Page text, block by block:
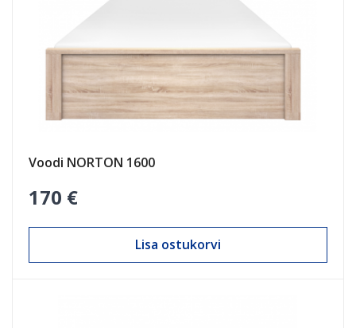
Voodi NORTON 1600
170 €
Lisa ostukorvi